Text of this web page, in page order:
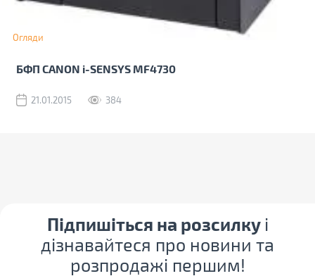
Огляди
БФП CANON i-SENSYS MF4730
21.01.2015 384
Підпишіться на розсилку і
дізнавайтеся про новини та
розпродажі першим!